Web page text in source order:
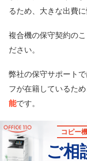
るため、大きな出費
複合機の保守契約の
ださい。
弊社の保守サポート
フが在籍しているため
能です。
コピー
ご相